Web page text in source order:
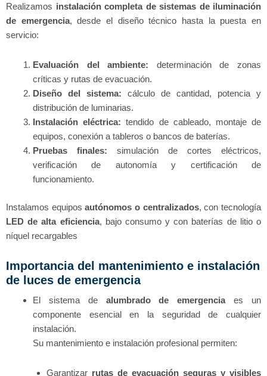
Realizamos instalación completa de sistemas de iluminación
de emergencia, desde el diseño técnico hasta la puesta en
servicio:
Evaluación del ambiente: determinación de zonas
críticas y rutas de evacuación.
Diseño del sistema: cálculo de cantidad, potencia y
distribución de luminarias.
Instalación eléctrica: tendido de cableado, montaje de
equipos, conexión a tableros o bancos de baterías.
Pruebas finales: simulación de cortes eléctricos,
verificación de autonomía y certificación de
funcionamiento.
Instalamos equiposautónomos o centralizados, con tecnología
LED de alta eficiencia, bajo consumo y con baterías de litio o
níquel recargables
Importancia del mantenimiento e instalación
de luces de emergencia
El sistema de alumbrado de emergenciaes un
componente esencial en la seguridad de cualquier
instalación.
Su mantenimiento e instalación profesional permiten:
Garantizar rutas de evacuación seguras y visibles